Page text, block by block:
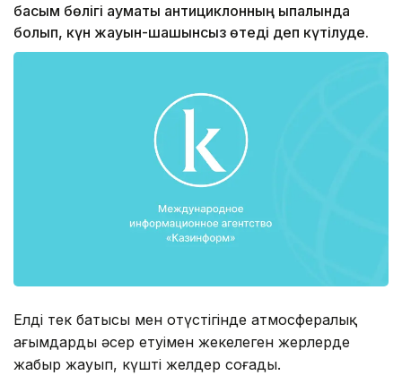
басым бөлігі аумақты антициклонның ықпалында
болып, күн жауын-шашынсыз өтеді деп күтілуде.
Елдің тек батысы мен оңтүстігінде атмосфералық
ағымдардың әсер етуімен жекелеген жерлерде
жаңбыр жауып, күшті желдер соғады.